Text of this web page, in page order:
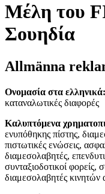
Μέλη του
Σουηδία
Allmänna
Ονομασία στα ελληνικά:
καταναλωτικές διαφορές
Καλυπτόμενα
ενυπόθηκης πίστης,
πιστωτικές ενώσεις,
διαμεσολαβητές,
συνταξιοδοτικοί φορείς,
διαμεσολαβητές κινητών